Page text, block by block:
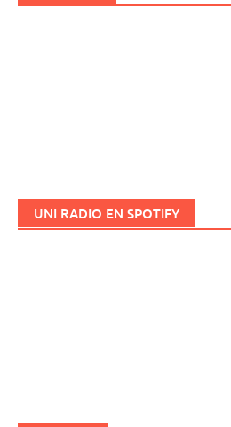
UNI RADIO EN SPOTIFY